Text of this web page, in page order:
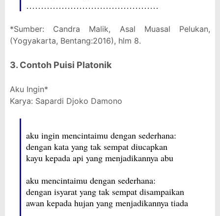
………………………………………
*Sumber: Candra Malik, Asal Muasal Pelukan,
(Yogyakarta, Bentang:2016), hlm 8.
3. Contoh Puisi Platonik
Aku Ingin*
Karya: Sapardi Djoko Damono
aku ingin mencintaimu dengan sederhana:
dengan kata yang tak sempat diucapkan
kayu kepada api yang menjadikannya abu
aku mencintaimu dengan sederhana:
dengan isyarat yang tak sempat disampaikan
awan kepada hujan yang menjadikannya tiada